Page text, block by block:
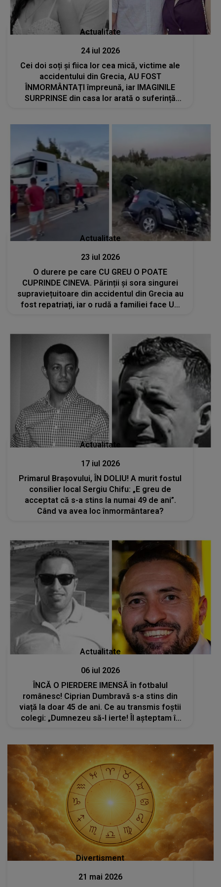
Actualitate
24 iul 2026
Cei doi soți și fiica lor cea mică, victime ale
accidentului din Grecia, AU FOST
ÎNMORMÂNTAȚI împreună, iar IMAGINILE
SURPRINSE din casa lor arată o suferință
Actualitate
23 iul 2026
O durere pe care CU GREU O POATE
CUPRINDE CINEVA. Părinții și sora singurei
supraviețuitoare din accidentul din Grecia au
fost repatriați, iar o rudă a familiei face UN
verișoară a lui..."
Actualitate
17 iul 2026
Primarul Brașovului, ÎN DOLIU! A murit fostul
consilier local Sergiu Chifu: „E greu de
acceptat că s-a stins la numai 49 de ani”.
Când va avea loc înmormântarea?
Actualitate
06 iul 2026
ÎNCĂ O PIERDERE IMENSĂ în fotbalul
românesc! Ciprian Dumbravă s-a stins din
viață la doar 45 de ani. Ce au transmis foștii
colegi: „Dumnezeu să-l ierte! Îl așteptam în
Divertisment
21 mai 2026